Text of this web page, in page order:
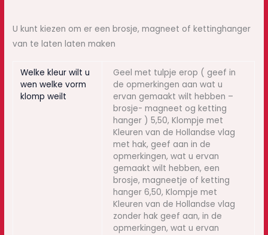
U kunt kiezen om er een brosje, magneet of kettinghanger
van te laten laten maken
Welke kleur wilt u
wen welke vorm
klomp weilt
Geel met tulpje erop ( geef in
de opmerkingen aan wat u
ervan gemaakt wilt hebben –
brosje- magneet og ketting
hanger ) 5,50, Klompje met
Kleuren van de Hollandse vlag
met hak, geef aan in de
opmerkingen, wat u ervan
gemaakt wilt hebben, een
brosje, magneetje of ketting
hanger 6,50, Klompje met
Kleuren van de Hollandse vlag
zonder hak geef aan, in de
opmerkingen, wat u ervan